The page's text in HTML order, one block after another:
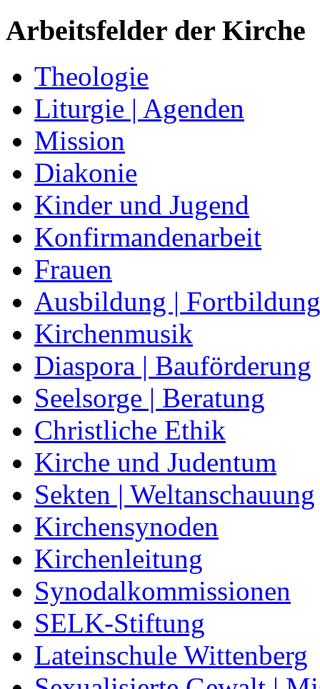
Arbeitsfelder der Kirche
Theologie
Liturgie | Agenden
Mission
Diakonie
Kinder und Jugend
Konfirmandenarbeit
Frauen
Ausbildung | Fortbildung
Kirchenmusik
Diaspora | Bauförderung
Seelsorge | Beratung
Christliche Ethik
Kirche und Judentum
Sekten | Weltanschauung
Kirchensynoden
Kirchenleitung
Synodalkommissionen
SELK-Stiftung
Lateinschule Wittenberg